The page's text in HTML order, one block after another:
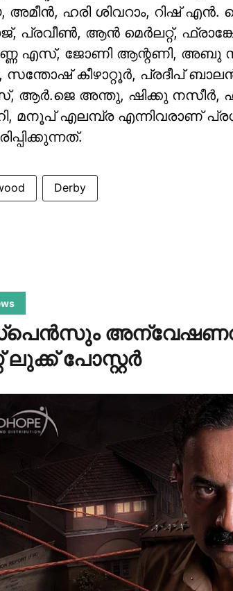
ഹരി ശിവറാം, റിഷ്
പ്രവീൺ, ആൻ മെർലറ്റ്,
എസ്, ജോണി ആന്റണി, അബു
സന്തോഷ് കീഴാറ്റൂർ, പ്രദീപ്
ആർ.ജെ അന്തു, ഷിക്കു
മനൂപ് എലമ്പ്ര എന്നിവരാണ്
Derby
അന്വേഷണവും
ലുക്ക് പോസ്റ്റർ